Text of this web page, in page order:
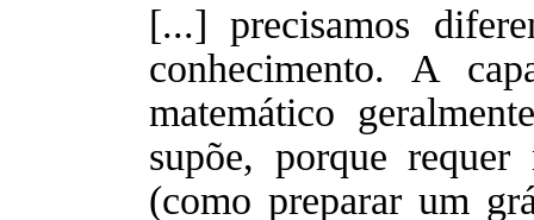
[...] precisamos
conhecimento. A
matemático
supõe, porque requer
(como preparar um